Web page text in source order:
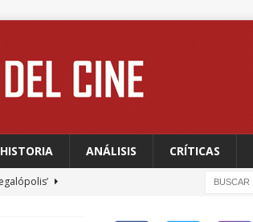
HISTORIA ANÁLISIS CRÍTICAS